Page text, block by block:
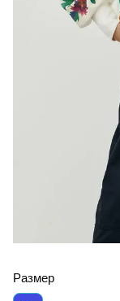
Размер